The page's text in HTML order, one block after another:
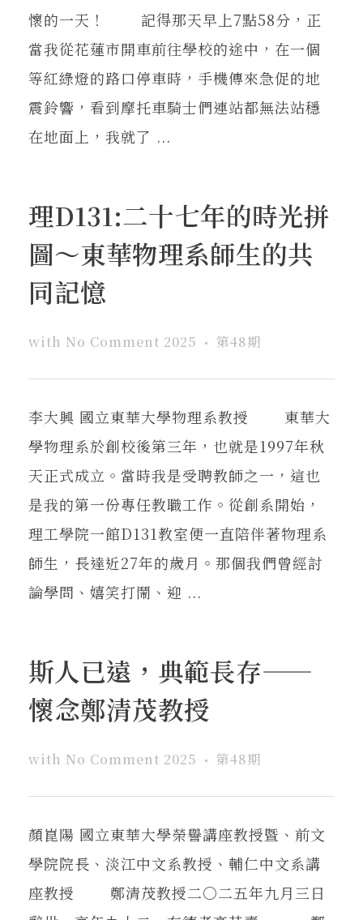
懷的一天！ 記得那天早上7點58分，正
當我從花蓮市開車前往學校的途中，在一個
等紅綠燈的路口停車時，手機傳來急促的地
震鈴響，看到摩托車騎士們連站都無法站穩
在地面上，我就了 ...
理D131:二十七年的時光拼
圖～東華物理系師生的共
同記憶
with No Comment 2025 第48期
李大興 國立東華大學物理系教授 東華大
學物理系於創校後第三年，也就是1997年秋
天正式成立。當時我是受聘教師之一，這也
是我的第一份專任教職工作。從創系開始，
理工學院一館D131教室便一直陪伴著物理系
師生，長達近27年的歲月。那個我們曾經討
論學問、嬉笑打鬧、迎 ...
斯人已遠，典範長存——
懷念鄭清茂教授
with No Comment 2025 第48期
顏崑陽 國立東華大學榮譽講座教授暨、前文
學院院長、淡江中文系教授、輔仁中文系講
座教授 鄭清茂教授二〇二五年九月三日